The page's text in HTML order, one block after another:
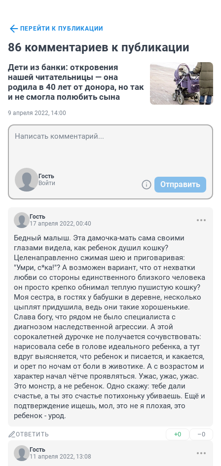
ПЕРЕЙТИ К ПУБЛИКАЦИИ
86 комментариев к публикации
Дети из банки: откровения
нашей читательницы — она
родила в 40 лет от донора, но так
и не смогла полюбить сына
9 апреля 2022, 14:00
Гость
Войти
Отправить
Гость
17 апреля 2022, 00:40
Бедный малыш. Эта дамочка-мать сама своими
глазами видела, как ребенок душил кошку?
Целенаправленно сжимая шею и приговаривая:
"Умри, с*ка!"? А возможен вариант, что от нехватки
любви со стороны единственного близкого человека
он просто крепко обнимал теплую пушистую кошку?
Моя сестра, в гостях у бабушки в деревне, несколько
цыплят придушила, ведь они такие хорошенькие.
Слава богу, что рядом не было специалиста с
диагнозом наследственной агрессии. А этой
сорокалетней дурочке не получается сочувствовать:
нарисовала себе в голове идеального ребенка, а тут
вдруг выясняется, что ребенок и писается, и какается,
и орет по ночам от боли в животике. А с возрастом и
характер начал чётче проявляться. Ужас, ужас, ужас.
Это монстр, а не ребенок. Одно скажу: тебе дали
счастье, а ты это счастье потихоньку убиваешь. Ещё и
подтверждение ищешь, мол, это не я плохая, это
ребенок - урод.
ОТВЕТИТЬ +0 –0
Гость
11 апреля 2022, 13:08